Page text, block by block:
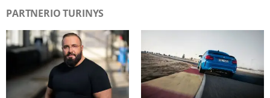
PARTNERIO TURINYS